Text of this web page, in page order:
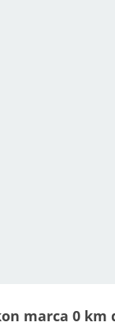
marca 0